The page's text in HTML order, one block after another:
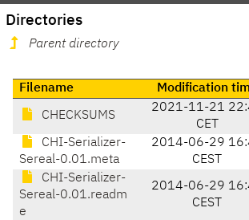
Directories
Parent directory
Filename Modification
CHECKSUMS
2021-11-21
CET
CHI-Serializer-
Sereal-0.01.meta
2014-06-29
CEST
CHI-Serializer-
Sereal-0.01.readm
e
2014-06-29
CEST